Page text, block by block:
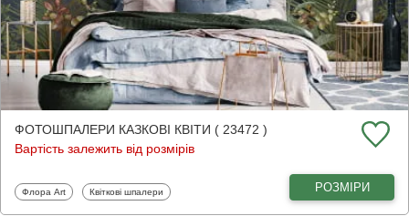
ФОТОШПАЛЕРИ КАЗКОВІ КВІТИ ( 23472 )
Вартість залежить від розмірів
Фотошпалери
Флора Art Фотошпалери
Квіткові шпалери РОЗМІРИ